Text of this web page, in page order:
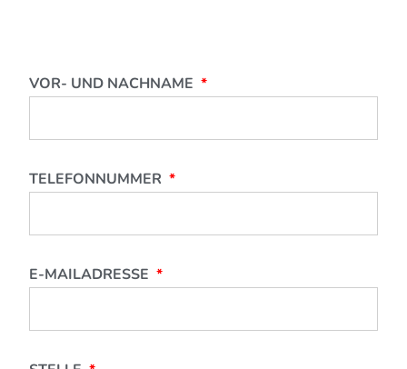
VOR- UND NACHNAME
TELEFONNUMMER
E-MAILADRESSE